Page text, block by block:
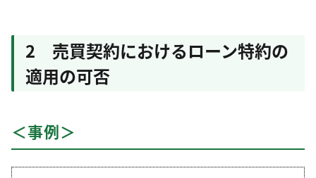
2 売買契約におけるローン特約の
適用の可否
＜事例＞